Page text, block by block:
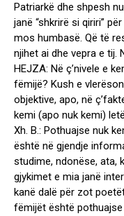
Patriarkë dhe shpesh
janë “shkrirë si qiriri”
mos humbasë. Që të
njihet ai dhe vepra e tij.
HEJZA: Në ç’nivele e
fëmijë? Kush e
objektive, apo, në
kemi (apo nuk kemi)
Xh. B.: Pothuajse nuk
është në gjendje
studime, ndonëse, ata,
gjykimet e mia janë
kanë dalë për zot
fëmijët është